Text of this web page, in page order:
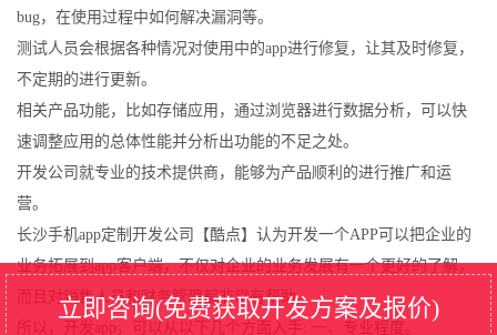
bug，在使用过程中如何解决漏洞等。
测试人员会根据各种情况对使用中的app进行修复，让其及时修复，
不定期的进行更新。
相关产品功能，比如存储应用，通过浏览器进行数据分析，可以快
速调整应用的总体性能并分析出功能的不足之处。
开发公司就专业的技术提供商，能够为产品顺利的进行推广和运
营。
长沙手机app定制开发公司【酷点】认为开发一个APP可以把企业的
业务拓展到app客户端，不仅对企业的业务发展有一个更好的了解，
而且对销售人员和财务管理都非常有帮助。
所以，开发app，可以从以下几个方面入手: 一、专业程度。
立即咨询(免费获取开发方案及报价)